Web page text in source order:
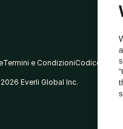
Termini e CondizioniCodice Etico
Everli Global Inc.